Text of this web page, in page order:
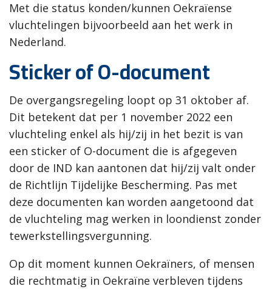
Met die status konden/kunnen Oekraïense
vluchtelingen bijvoorbeeld aan het werk in
Nederland.
Sticker of O-document
De overgangsregeling loopt op 31 oktober af.
Dit betekent dat per 1 november 2022 een
vluchteling enkel als hij/zij in het bezit is van
een sticker of O-document die is afgegeven
door de IND kan aantonen dat hij/zij valt onder
de Richtlijn Tijdelijke Bescherming. Pas met
deze documenten kan worden aangetoond dat
de vluchteling mag werken in loondienst zonder
tewerkstellingsvergunning.
Op dit moment kunnen Oekraïners, of mensen
die rechtmatig in Oekraïne verbleven tijdens